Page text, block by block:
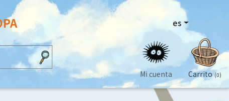
es
Mi cuenta Carrito (0)